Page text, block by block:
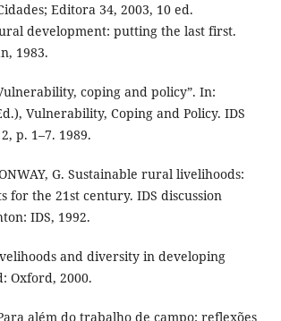
Editora 34, 2003, 10 ed.
development: putting the last first.
1983.
coping and policy”. In:
Vulnerability, Coping and Policy. IDS
p. 1–7. 1989.
G. Sustainable rural livelihoods:
for the 21st century. IDS discussion
IDS, 1992.
and diversity in developing
Oxford, 2000.
além do trabalho de campo: reflexões